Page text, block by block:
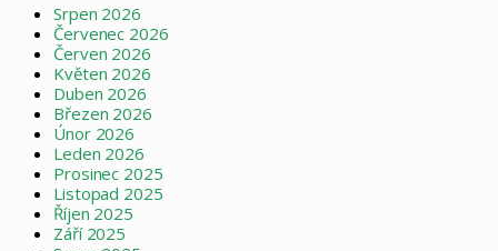
Srpen 2026
Červenec 2026
Červen 2026
Květen 2026
Duben 2026
Březen 2026
Únor 2026
Leden 2026
Prosinec 2025
Listopad 2025
Říjen 2025
Září 2025